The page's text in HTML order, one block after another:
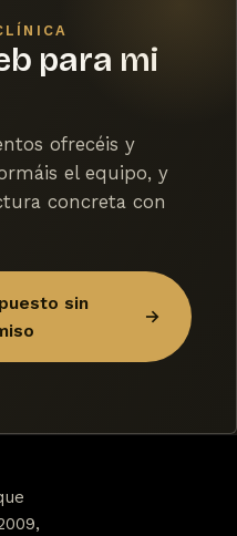
para mi
ofrecéis y
el equipo, y
concreta con
sin
→